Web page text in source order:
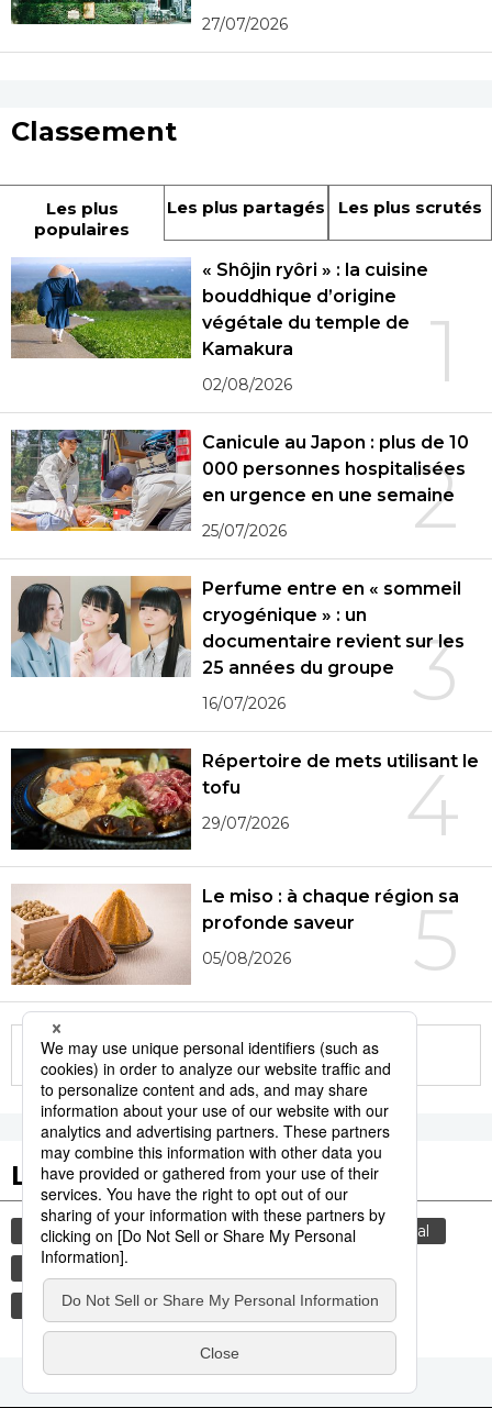
27/07/2026
Classement
Les plus
populaires
Les plus partagés Les plus scrutés
1
« Shôjin ryôri » : la cuisine
bouddhique d’origine
végétale du temple de
Kamakura
02/08/2026
2
Canicule au Japon : plus de 10
000 personnes hospitalisées
en urgence en une semaine
25/07/2026
3
Perfume entre en « sommeil
cryogénique » : un
documentaire revient sur les
25 années du groupe
16/07/2026
4
Répertoire de mets utilisant le
tofu
29/07/2026
5
Le miso : à chaque région sa
profonde saveur
05/08/2026
More in this series
Les tags populaires
environnement santé chaleur
hôpital
été
société
tourisme